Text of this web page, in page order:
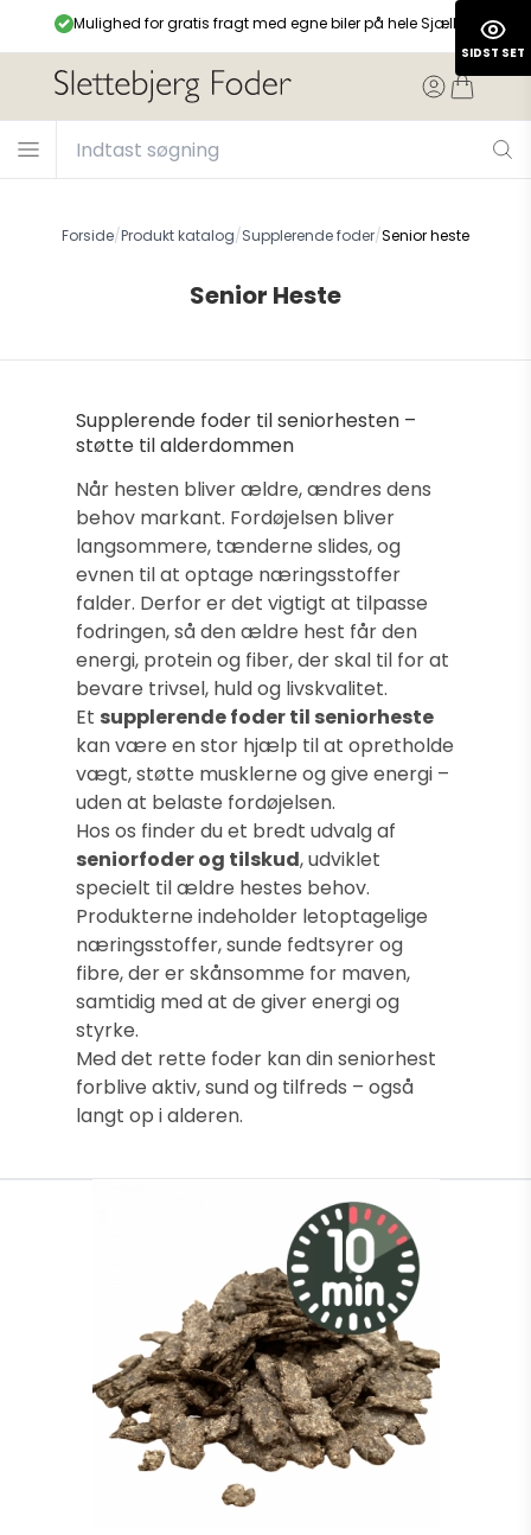
Mulighed for gratis fragt med egne biler på hele Sjælland
Forside/Produkt katalog/Supplerende foder/Senior heste
Senior Heste
Supplerende foder til seniorhesten –
støtte til alderdommen
Når hesten bliver ældre, ændres dens
behov markant. Fordøjelsen bliver
langsommere, tænderne slides, og
evnen til at optage næringsstoffer
falder. Derfor er det vigtigt at tilpasse
fodringen, så den ældre hest får den
energi, protein og fiber, der skal til for at
bevare trivsel, huld og livskvalitet.
Et supplerende foder til seniorheste
kan være en stor hjælp til at opretholde
vægt, støtte musklerne og give energi –
uden at belaste fordøjelsen.
Hos os finder du et bredt udvalg af
seniorfoder og tilskud, udviklet
specielt til ældre hestes behov.
Produkterne indeholder letoptagelige
næringsstoffer, sunde fedtsyrer og
fibre, der er skånsomme for maven,
samtidig med at de giver energi og
styrke.
Med det rette foder kan din seniorhest
forblive aktiv, sund og tilfreds – også
langt op i alderen.
SIDST SET